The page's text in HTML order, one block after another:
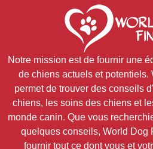
Notre mission est de fournir une
de chiens actuels et potentiels.
permet de trouver des conseils
chiens, les soins des chiens et
monde canin. Que vous
quelques conseils, World Dog
fournir tout ce dont vous et